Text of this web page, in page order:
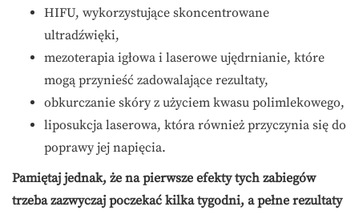
HIFU, wykorzystujące skoncentrowane
ultradźwięki,
mezoterapia igłowa i laserowe ujędrnianie, które
mogą przynieść zadowalające rezultaty,
obkurczanie skóry z użyciem kwasu polimlekowego,
liposukcja laserowa, która również przyczynia się do
poprawy jej napięcia.
Pamiętaj jednak, że na pierwsze efekty tych zabiegów
trzeba zazwyczaj poczekać kilka tygodni, a pełne rezultaty